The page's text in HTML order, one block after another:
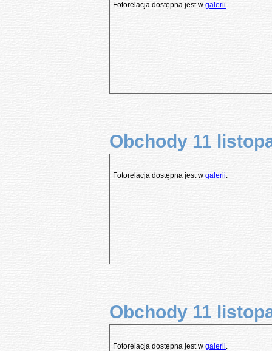
Fotorelacja dostępna jest w galerii.
Obchody 11
Fotorelacja dostępna jest w galerii.
Obchody 11
Fotorelacja dostępna jest w galerii.